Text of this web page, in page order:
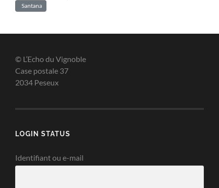
Santana
© L’Echo du Vignoble
Case postale 37
2034 Peseux
LOGIN STATUS
Identifiant ou e-mail